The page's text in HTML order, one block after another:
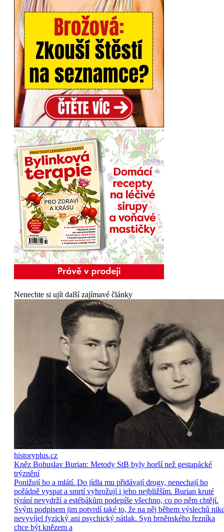
Nenechte si ujít další zajímavé články
historyplus.cz
Kněz Bohuslav Burian: Metody StB byly horší než gestapácké
trýznění
Ponižují ho a mlátí. Do jídla mu přidávají drogy, nenechají ho
pořádně vyspat a smrtí vyhrožují i jeho nejbližším. Burian kruté
týrání nevydrží a estébákům podepíše všechno, co po něm chtějí.
Svým podpisem jim potvrdí také to, že na něj během výslechů
nevyvíjel fyzický ani psychický nátlak. Syn brněnského řezníka
chce být knězem a